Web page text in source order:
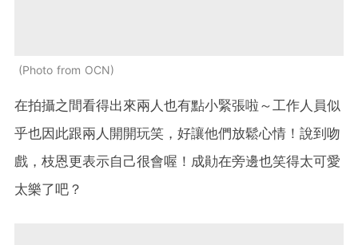
Photo from OCN
在拍攝之間看得出來兩人也有點小緊張啦～工作人員似
乎也因此跟兩人開開玩笑，好讓他們放鬆心情！說到吻
戲，枝恩更表示自己很會喔！成勛在旁邊也笑得太可愛
太樂了吧？